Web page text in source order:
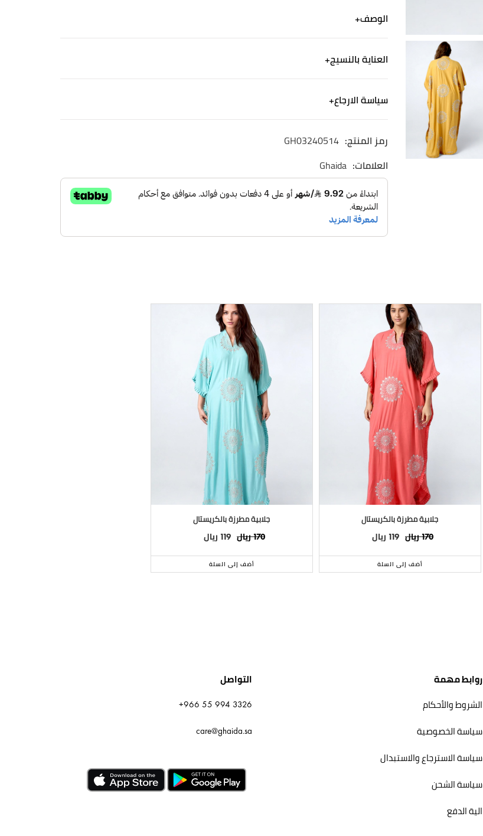
الوصف
تصميم الأنماط الهندسية بدق ممايخلق مظهراً راقياً ومعاصراً
يتميزبأنه خفيف الوزن وايضاً يشعرك بالراحة
تجمع هذه الجلابية بين الحرفية التقليدية والرقي الحديث
جلابية طويلة، أكمام جناح الخفاش مكشكش الأطراف
العناية بالنسيج
غسيل آلي لطيف. استخدم منظفًا خفيفًا وجففه في الظل.
سياسة الارجاع
نشحن لجميع أنحاء المملكة العربية السعودية
التوصيل خلال ٢-٤ ايام
الاسترجاع والاستبدال
الاستبدال والاسترجاع مجاني
رمز المنتج: GH03240514
العلامات: Ghaida
جلابية مطرزة بالكريستال
ريال170 ريال 119
أضف إلى السلة
جلابية مطرزة بالكريستال
ريال170 ريال 119
أضف إلى السلة
روابط مهمة
الشروط والأحكام
سياسة الخصوصية
سياسة الاسترجاع والاستبدال
سياسة الشحن
الية الدفع
التواصل
+966 55 994 3326
care@ghaida.sa